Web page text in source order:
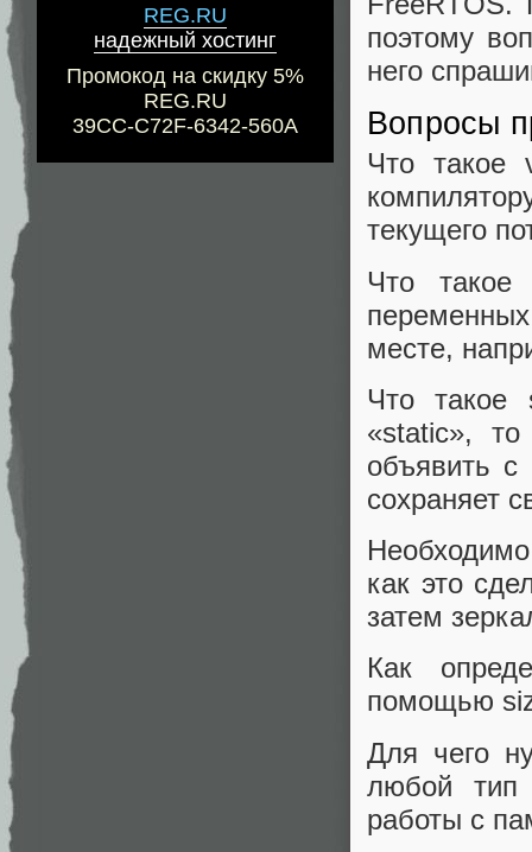
REG.RU
надежный хостинг
Промокод на скидку 5%
REG.RU
39CC-C72F-6342-560A
поэтому
него
Вопросы
Что такое
текущего
Что
месте,
Что
«static»,
объявить с
сохраняет
как это
затем
Как
помощью
Для чего
любой тип
работы с